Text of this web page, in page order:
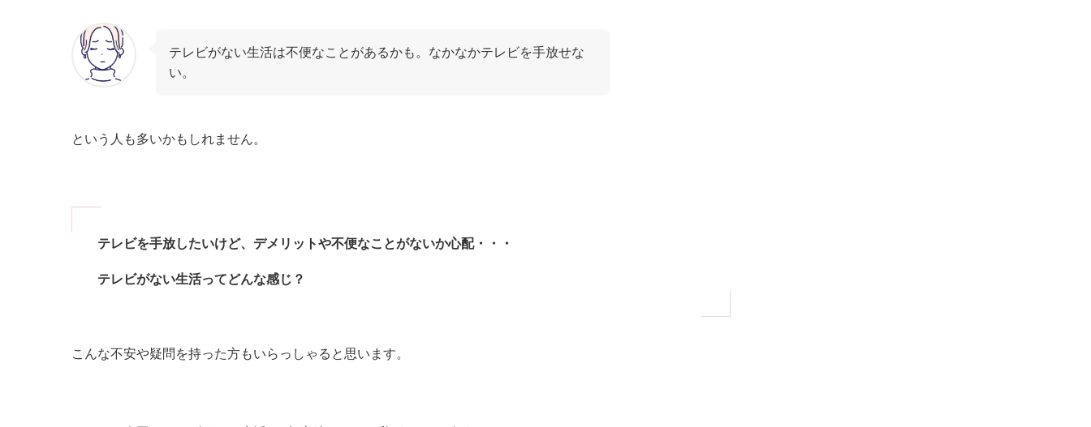
テレビがない生活は不便なことがあるかも。なかなかテレビを手放せな
い。
という人も多いかもしれません。
テレビを手放したいけど、デメリットや不便なことがないか心配・・・
テレビがない生活ってどんな感じ？
こんな不安や疑問を持った方もいらっしゃると思います。